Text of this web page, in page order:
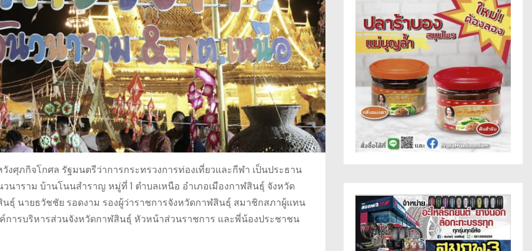
ศุภกิจโกศล รัฐมนตรีว่าการกระทรวงการท่องเที่ยวและกีฬา เป็นประธาน
าราม บ้านโนนสำราญ หมู่ที่ 1 ตำบลเหนือ อำเภอเมืองกาฬสินธุ์ จังหวัด
ธุ์ นายธวัชชัย รอดงาม รองผู้ว่าราชการจังหวัดกาฬสินธุ์ สมาชิกสภาผู้แทน
ารบริหารส่วนจังหวัดกาฬสินธุ์ หัวหน้าส่วนราชการ และพี่น้องประชาชน